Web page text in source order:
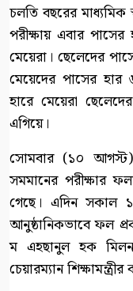
চলতি বছরের
পরীক্ষায় এবার
মেয়েরা। ছেলেদের
মেয়েদের পাসের
হারে মেয়েরা
এগিয়ে।
সোমবার (১০
সমমানের পরীক্ষার
গেছে। এদিন সকাল
আনুষ্ঠানিকভাবে ফল
ম এহছানুল হক
চেয়ারম্যান